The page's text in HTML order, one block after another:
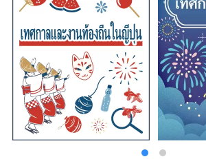
นอกจากนี้ยังมีห้อง
ห้องตัวละครจากสถานที่
Nijigen no Mori อีกด้วย